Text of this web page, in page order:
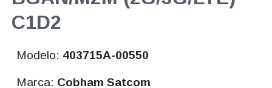
C1D2
Modelo: 403715A-00550
Marca: Cobham Satcom